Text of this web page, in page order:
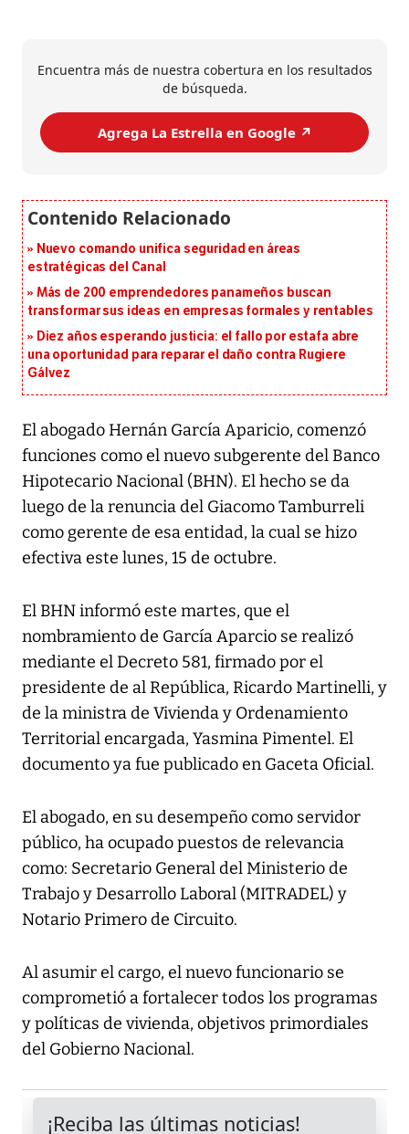
Encuentra más de nuestra cobertura en los resultados
de búsqueda.
Agrega La Estrella en Google ↗️
Nuevo comando unifica seguridad en áreas
estratégicas del Canal
Más de 200 emprendedores panameños buscan
transformar sus ideas en empresas formales y rentables
Diez años esperando justicia: el fallo por estafa abre
una oportunidad para reparar el daño contra Rugiere
Gálvez
El abogado Hernán García Aparicio, comenzó
funciones como el nuevo subgerente del Banco
Hipotecario Nacional (BHN). El hecho se da
luego de la renuncia del Giacomo Tamburreli
como gerente de esa entidad, la cual se hizo
efectiva este lunes, 15 de octubre.
El BHN informó este martes, que el
nombramiento de García Aparcio se realizó
mediante el Decreto 581, firmado por el
presidente de al República, Ricardo Martinelli, y
de la ministra de Vivienda y Ordenamiento
Territorial encargada, Yasmina Pimentel. El
documento ya fue publicado en Gaceta Oficial.
El abogado, en su desempeño como servidor
público, ha ocupado puestos de relevancia
como: Secretario General del Ministerio de
Trabajo y Desarrollo Laboral (MITRADEL) y
Notario Primero de Circuito.
Al asumir el cargo, el nuevo funcionario se
comprometió a fortalecer todos los programas
y políticas de vivienda, objetivos primordiales
del Gobierno Nacional.